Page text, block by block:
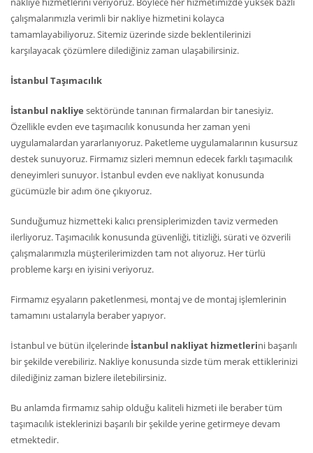
çalışmalarımızla verimli bir nakliye hizmetini kolayca
tamamlayabiliyoruz. Sitemiz üzerinde sizde beklentilerinizi
karşılayacak çözümlere dilediğiniz zaman ulaşabilirsiniz.
İstanbul Taşımacılık
İstanbul nakliye sektöründe tanınan firmalardan bir tanesiyiz.
Özellikle evden eve taşımacılık konusunda her zaman yeni
uygulamalardan yararlanıyoruz. Paketleme uygulamalarının kusursuz
destek sunuyoruz. Firmamız sizleri memnun edecek farklı taşımacılık
deneyimleri sunuyor. İstanbul evden eve nakliyat konusunda
gücümüzle bir adım öne çıkıyoruz.
Sunduğumuz hizmetteki kalıcı prensiplerimizden taviz vermeden
ilerliyoruz. Taşımacılık konusunda güvenliği, titizliği, sürati ve özverili
çalışmalarımızla müşterilerimizden tam not alıyoruz. Her türlü
probleme karşı en iyisini veriyoruz.
Firmamız eşyaların paketlenmesi, montaj ve de montaj işlemlerinin
tamamını ustalarıyla beraber yapıyor.
İstanbul ve bütün ilçelerinde İstanbul nakliyat hizmetlerini başarılı
bir şekilde verebiliriz. Nakliye konusunda sizde tüm merak ettiklerinizi
dilediğiniz zaman bizlere iletebilirsiniz.
Bu anlamda firmamız sahip olduğu kaliteli hizmeti ile beraber tüm
taşımacılık isteklerinizi başarılı bir şekilde yerine getirmeye devam
etmektedir.